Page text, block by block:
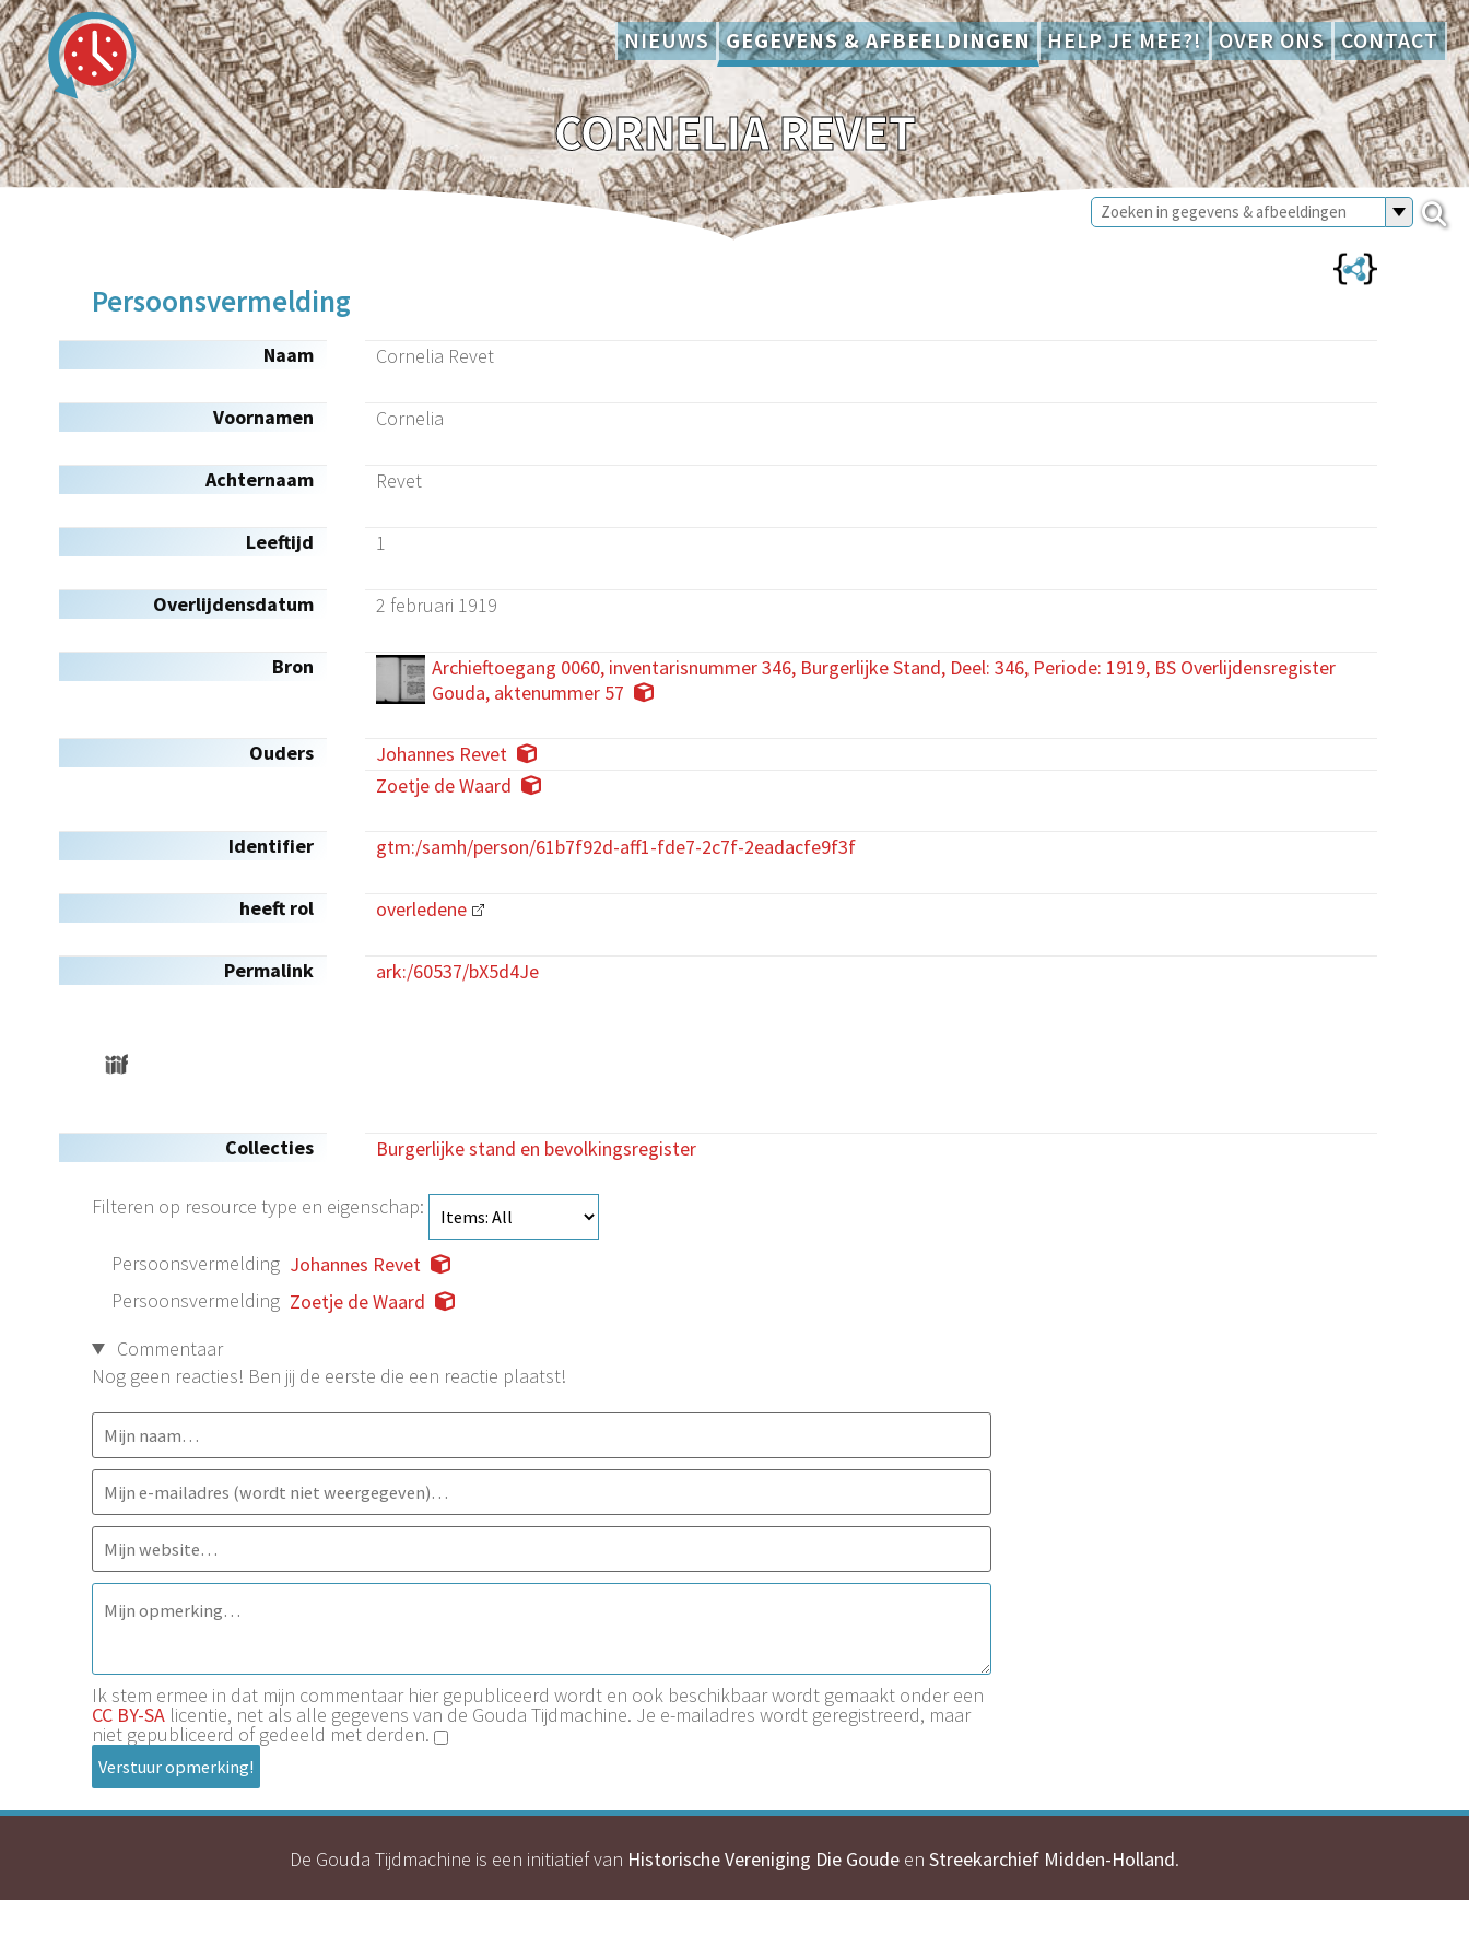
NIEUWS GEGEVENS & AFBEELDINGEN HELP JE MEE?! OVER ONS CONTACT
CORNELIA REVET
Persoonsvermelding
Naam Cornelia Revet
Voornamen Cornelia
Achternaam Revet
Leeftijd 1
Overlijdensdatum 2 februari 1919
Bron
Archieftoegang 0060, inventarisnummer 346, Burgerlijke Stand, Deel: 346, Periode: 1919, BS Overlijdensregister
Gouda, aktenummer 57
Ouders
Johannes Revet
Zoetje de Waard
Identifier gtm:/samh/person/61b7f92d-aff1-fde7-2c7f-2eadacfe9f3f
heeft rol overledene
Permalink ark:/60537/bX5d4Je
Collecties Burgerlijke stand en bevolkingsregister
Filteren op resource type en eigenschap:
Persoonsvermelding Johannes Revet
Persoonsvermelding Zoetje de Waard
Commentaar
Nog geen reacties! Ben jij de eerste die een reactie plaatst!
Ik stem ermee in dat mijn commentaar hier gepubliceerd wordt en ook beschikbaar wordt gemaakt onder een
CC BY-SA licentie, net als alle gegevens van de Gouda Tijdmachine. Je e-mailadres wordt geregistreerd, maar
niet gepubliceerd of gedeeld met derden.
Verstuur opmerking!
De Gouda Tijdmachine is een initiatief van Historische Vereniging Die Goude en Streekarchief Midden-Holland.